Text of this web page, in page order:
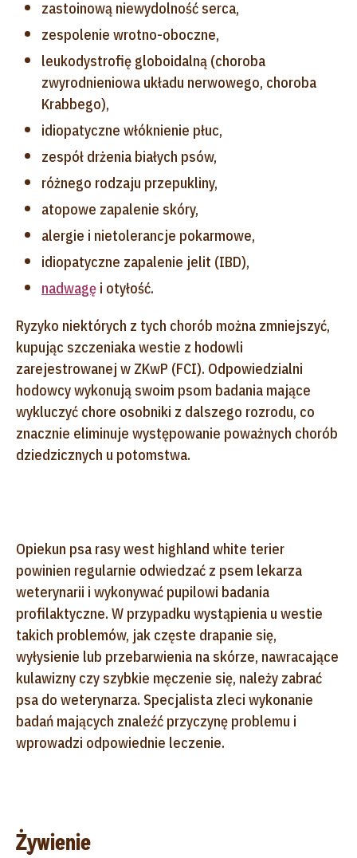
zastoinową niewydolność serca,
zespolenie wrotno-oboczne,
leukodystrofię globoidalną (choroba
zwyrodnieniowa układu nerwowego, choroba
Krabbego),
idiopatyczne włóknienie płuc,
zespół drżenia białych psów,
różnego rodzaju przepukliny,
atopowe zapalenie skóry,
alergie i nietolerancje pokarmowe,
idiopatyczne zapalenie jelit (IBD),
nadwagę i otyłość.
Ryzyko niektórych z tych chorób można zmniejszyć,
kupując szczeniaka westie z hodowli
zarejestrowanej w ZKwP (FCI). Odpowiedzialni
hodowcy wykonują swoim psom badania mające
wykluczyć chore osobniki z dalszego rozrodu, co
znacznie eliminuje występowanie poważnych chorób
dziedzicznych u potomstwa.
Opiekun psa rasy west highland white terier
powinien regularnie odwiedzać z psem lekarza
weterynarii i wykonywać pupilowi badania
profilaktyczne. W przypadku wystąpienia u westie
takich problemów, jak częste drapanie się,
wyłysienie lub przebarwienia na skórze, nawracające
kulawizny czy szybkie męczenie się, należy zabrać
psa do weterynarza. Specjalista zleci wykonanie
badań mających znaleźć przyczynę problemu i
wprowadzi odpowiednie leczenie.
Żywienie